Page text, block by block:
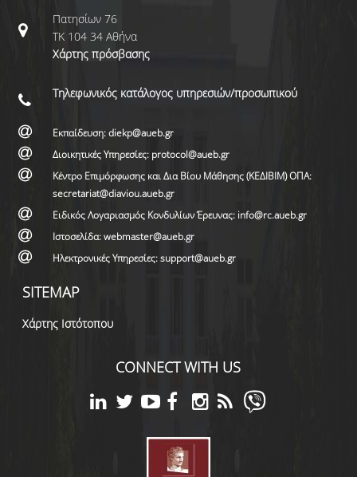
Πατησίων 76
ΤΚ 104 34 Αθήνα
Χάρτης πρόσβασης
Τηλεφωνικός κατάλογος υπηρεσιών/προσωπικού
Εκπαίδευση: diekp@aueb.gr
Διοικητικές Υπηρεσίες: protocol@aueb.gr
Κέντρο Επιμόρφωσης και Δια Βίου Μάθησης (ΚΕΔΙΒΙΜ) ΟΠΑ:
secretariat@diaviou.aueb.gr
Ειδικός Λογαριασμός Κονδυλίων Έρευνας: info@rc.aueb.gr
Ιστοσελίδα: webmaster@aueb.gr
Ηλεκτρονικές Υπηρεσίες: support@aueb.gr
SITEMAP
Χάρτης Ιστότοπου
CONNECT WITH US